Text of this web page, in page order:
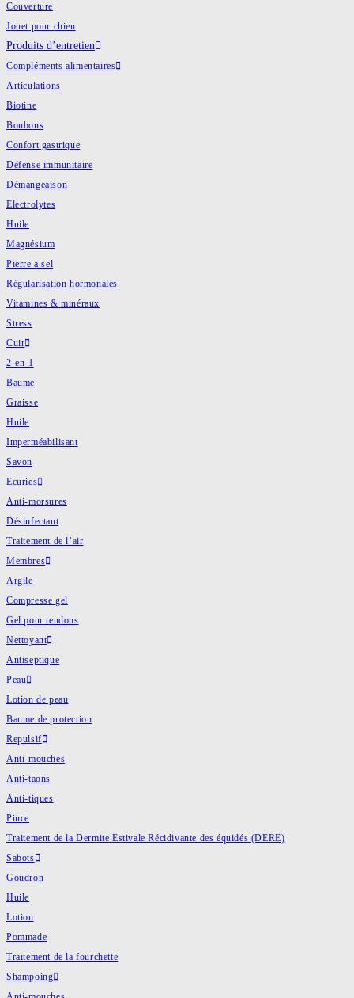
Couverture
Jouet pour chien
Produits d’entretien
Compléments alimentaires
Articulations
Biotine
Bonbons
Confort gastrique
Défense immunitaire
Démangeaison
Electrolytes
Huile
Magnésium
Pierre a sel
Régularisation hormonales
Vitamines & minéraux
Stress
Cuir
2-en-1
Baume
Graisse
Huile
Imperméabilisant
Savon
Ecuries
Anti-morsures
Désinfectant
Traitement de l’air
Membres
Argile
Compresse gel
Gel pour tendons
Nettoyant
Antiseptique
Peau
Lotion de peau
Baume de protection
Repulsif
Anti-mouches
Anti-taons
Anti-tiques
Pince
Traitement de la Dermite Estivale Récidivante des équidés (DERE)
Sabots
Goudron
Huile
Lotion
Pommade
Traitement de la fourchette
Shampoing